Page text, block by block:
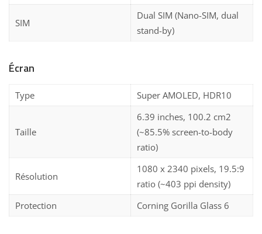
SIM
Dual SIM (Nano-SIM, dual
stand-by)
Écran
Type Super AMOLED, HDR10
Taille
6.39 inches, 100.2 cm2
(~85.5% screen-to-body
ratio)
Résolution
1080 x 2340 pixels, 19.5:9
ratio (~403 ppi density)
Protection
Corning Gorilla Glass 6